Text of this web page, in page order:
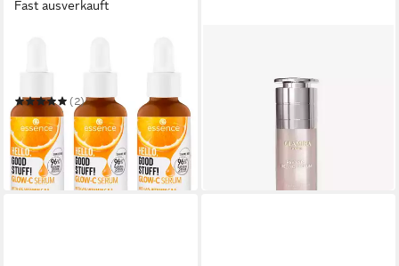
Fast ausverkauft
SERUM
(2)
12,99 € UVP14,99 €
(144,33 €/ 1 l)
-13%
in 1-2 Werktagen bei dir
(56,40 €/ 100 ml)
in 2-3 Werktagen bei dir